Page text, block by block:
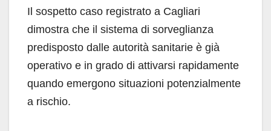
Il sospetto caso registrato a Cagliari
dimostra che il sistema di sorveglianza
predisposto dalle autorità sanitarie è già
operativo e in grado di attivarsi rapidamente
quando emergono situazioni potenzialmente
a rischio.